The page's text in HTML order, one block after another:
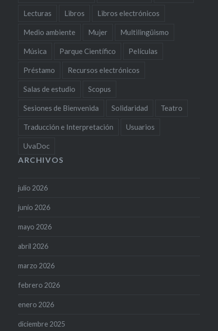
Lecturas Libros Libros electrónicos
Medio ambiente Mujer Multilingüismo
Música Parque Científico Películas
Préstamo Recursos electrónicos
Salas de estudio Scopus
Sesiones de Bienvenida Solidaridad Teatro
Traducción e Interpretación Usuarios
UvaDoc
ARCHIVOS
julio 2026
junio 2026
mayo 2026
abril 2026
marzo 2026
febrero 2026
enero 2026
diciembre 2025